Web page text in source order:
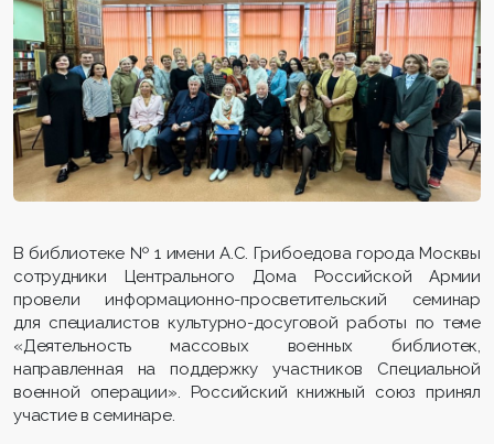
В библиотеке № 1 имени А.С. Грибоедова города Москвы
сотрудники Центрального Дома Российской Армии
провели инфо­рмационно-просветительский семинар
для специалистов культурно-досуговой работы по теме
«Деятельность массовых военных библиотек,
направленная на поддержку участников Специальной
военной операции». Российский книжный союз принял
участие в семинаре.